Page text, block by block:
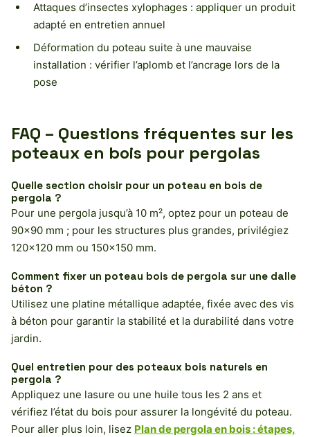
Attaques d’insectes xylophages : appliquer un produit
adapté en entretien annuel
Déformation du poteau suite à une mauvaise
installation : vérifier l’aplomb et l’ancrage lors de la
pose
FAQ – Questions fréquentes sur les
poteaux en bois pour pergolas
Quelle section choisir pour un poteau en bois de
pergola ?
Pour une pergola jusqu’à 10 m², optez pour un poteau de
90×90 mm ; pour les structures plus grandes, privilégiez
120×120 mm ou 150×150 mm.
Comment fixer un poteau bois de pergola sur une dalle
béton ?
Utilisez une platine métallique adaptée, fixée avec des vis
à béton pour garantir la stabilité et la durabilité dans votre
jardin.
Quel entretien pour des poteaux bois naturels en
pergola ?
Appliquez une lasure ou une huile tous les 2 ans et
vérifiez l’état du bois pour assurer la longévité du poteau.
Pour aller plus loin, lisez Plan de pergola en bois : étapes,